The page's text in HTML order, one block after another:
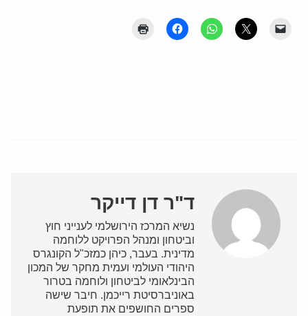
ד"ר דן דייקר
נשיא המרכז הירושלמי לענייני חוץ
וביטחון ומנהל הפרויקט ללוחמה
מדינית. בעבר, כיהן כמזכ"ל הקונגרס
היהודי העולמי ועמית מחקר של המכון
הבינלאומי לביטחון ולוחמה בטרור
באוניברסיטת רייכמן. חיבר שישה
ספרים החושפים את תופעת